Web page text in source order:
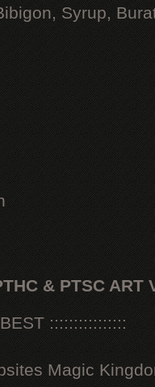
Syrup,
& PTSC ART
::::::::::::::::
Magic